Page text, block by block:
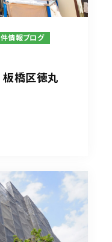
情報ブログ
板橋区徳丸